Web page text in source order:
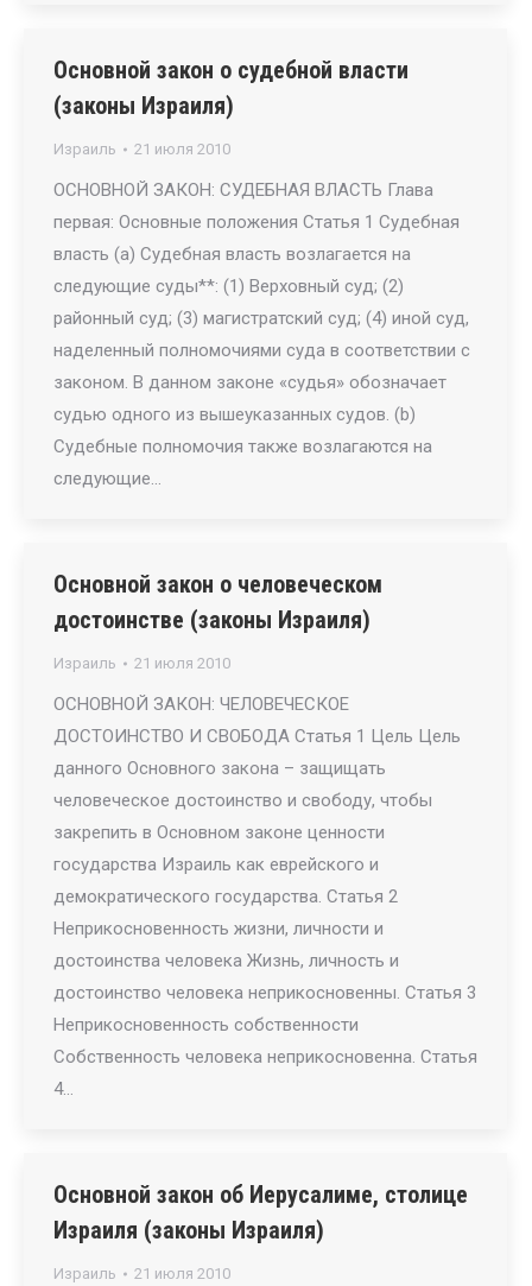
Основной закон о судебной власти
(законы Израиля)
Израиль 21 июля 2010
ОСНОВНОЙ ЗАКОН: СУДЕБНАЯ ВЛАСТЬ Глава
первая: Основные положения Статья 1 Судебная
власть (a) Судебная власть возлагается на
следующие суды**: (1) Верховный суд; (2)
районный суд; (3) магистратский суд; (4) иной суд,
наделенный полномочиями суда в соответствии с
законом. В данном законе «судья» обозначает
судью одного из вышеуказанных судов. (b)
Судебные полномочия также возлагаются на
следующие…
Основной закон о человеческом
достоинстве (законы Израиля)
Израиль 21 июля 2010
ОСНОВНОЙ ЗАКОН: ЧЕЛОВЕЧЕСКОЕ
ДОСТОИНСТВО И СВОБОДА Статья 1 Цель Цель
данного Основного закона – защищать
человеческое достоинство и свободу, чтобы
закрепить в Основном законе ценности
государства Израиль как еврейского и
демократического государства. Статья 2
Неприкосновенность жизни, личности и
достоинства человека Жизнь, личность и
достоинство человека неприкосновенны. Статья 3
Неприкосновенность собственности
Собственность человека неприкосновенна. Статья
4…
Основной закон об Иерусалиме, столице
Израиля (законы Израиля)
Израиль 21 июля 2010